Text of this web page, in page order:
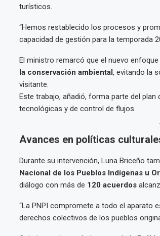
turísticos.
“Hemos restablecido los procesos y
capacidad de gestión para la temporada
El ministro remarcó que el nuevo
la conservación ambiental, evitando la
visitante.
Este trabajo, añadió, forma parte del
tecnológicas y de control de flujos.
Avances en políticas
Durante su intervención, Luna Briceño
Nacional de los Pueblos Indígenas u
diálogo con más de 120 acuerdos
“La PNPI compromete a todo el aparato
derechos colectivos de los pueblos